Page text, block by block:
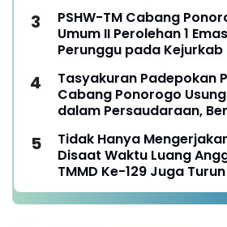
PSHW-TM Cabang
Umum II Perolehan 1
Perunggu pada Kejurkab
Tasyakuran Padepokan
Cabang Ponorogo
dalam Persaudaraan,
Tanggungjawab
Tidak Hanya
Disaat Waktu Luang
TMMD Ke-129 Juga
Warga Panen Jagung